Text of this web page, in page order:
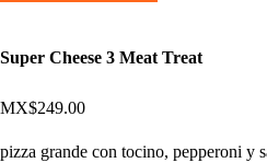
Super Cheese 3 Meat Treat
MX$249.00
pizza grande con tocino, pepperoni y